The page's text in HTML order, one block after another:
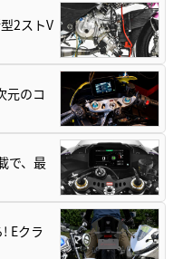
2ストV
元のコ
で、最
Eクラ